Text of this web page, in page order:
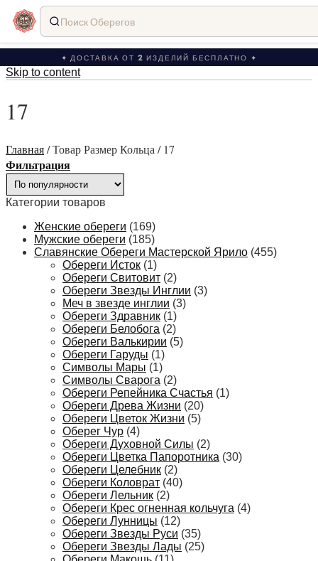
✦ ДОСТАВКА ОТ 2 ИЗДЕЛИЙ БЕСПЛАТНО ✦
Skip to content
17
Главная/Товар Размер Кольца /17
Фильтрация
Категории товаров
Женские обереги (169)
Мужские обереги (185)
Славянские Обереги Мастерской Ярило (455)
Обереги Исток (1)
Обереги Свитовит (2)
Обереги Звезды Инглии (3)
Меч в звезде инглии (3)
Обереги Здравник (1)
Обереги Белобога (2)
Обереги Валькирии (5)
Обереги Гаруды (1)
Символы Мары (1)
Символы Сварога (2)
Обереги Репейника Счастья (1)
Обереги Древа Жизни (20)
Обереги Цветок Жизни (5)
Оберег Чур (4)
Обереги Духовной Силы (2)
Обереги Цветка Папоротника (30)
Обереги Целебник (2)
Обереги Коловрат (40)
Обереги Лельник (2)
Обереги Крес огненная кольчуга (4)
Обереги Лунницы (12)
Обереги Звезды Руси (35)
Обереги Звезды Лады (25)
Поиск Оберегов